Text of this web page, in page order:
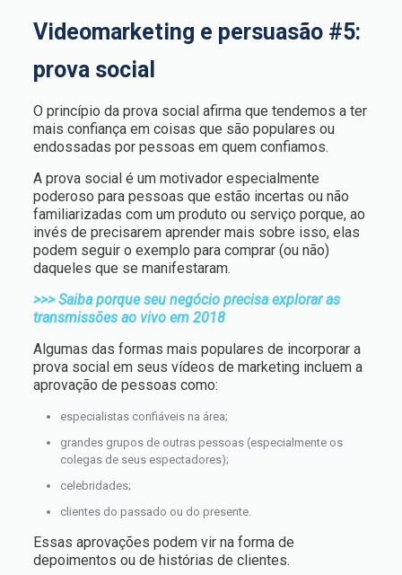
Videomarketing e persuasão #5:
prova social
O princípio da prova social afirma que tendemos a ter
mais confiança em coisas que são populares ou
endossadas por pessoas em quem confiamos.
A prova social é um motivador especialmente
poderoso para pessoas que estão incertas ou não
familiarizadas com um produto ou serviço porque, ao
invés de precisarem aprender mais sobre isso, elas
podem seguir o exemplo para comprar (ou não)
daqueles que se manifestaram.
>>> Saiba porque seu negócio precisa explorar as
transmissões ao vivo em 2018
Algumas das formas mais populares de incorporar a
prova social em seus vídeos de marketing incluem a
aprovação de pessoas como:
especialistas confiáveis na área;
grandes grupos de outras pessoas (especialmente os
colegas de seus espectadores);
celebridades;
clientes do passado ou do presente.
Essas aprovações podem vir na forma de
depoimentos ou de histórias de clientes.